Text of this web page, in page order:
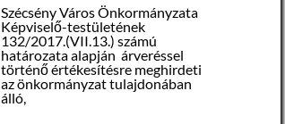
Szécsény Város Önkormányzata
Képviselő-testületének
132/2017.(VII.13.) számú
határozata alapján árveréssel
történő értékesítésre meghirdeti
az önkormányzat tulajdonában
álló,